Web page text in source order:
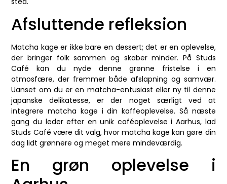
Afsluttende refleksion
Matcha kage er ikke bare en dessert; det er en oplevelse,
der bringer folk sammen og skaber minder. På Studs
Café kan du nyde denne grønne fristelse i en
atmosfære, der fremmer både afslapning og samvær.
Uanset om du er en matcha-entusiast eller ny til denne
japanske delikatesse, er der noget særligt ved at
integrere matcha kage i din kaffeoplevelse. Så næste
gang du leder efter en unik caféoplevelse i Aarhus, lad
Studs Café være dit valg, hvor matcha kage kan gøre din
dag lidt grønnere og meget mere mindeværdig.
En grøn oplevelse i